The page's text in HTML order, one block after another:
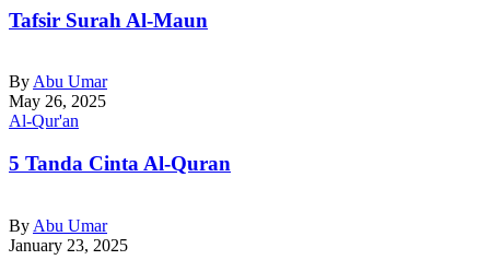
Tafsir Surah Al-Maun
By Abu Umar
May 26, 2025
Al-Qur'an
5 Tanda Cinta Al-Quran
By Abu Umar
January 23, 2025